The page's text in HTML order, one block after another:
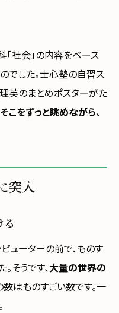
社会」の内容をベース
でした。士心塾の自習ス
英のまとめポスターがた
こをずっと眺めながら、
突入
ューターの前で、ものす
そうです、大量の世界の
数はものすごい数です。一